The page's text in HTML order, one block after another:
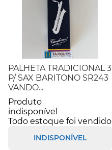
PALHETA TRADICIONAL 3
P/ SAX BARITONO SR243
VANDO...
Produto
indisponível
Todo estoque foi vendido
INDISPONÍVEL